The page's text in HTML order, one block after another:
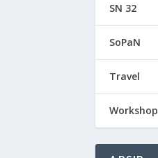
SN 32
SoPaN
Travel
Workshop